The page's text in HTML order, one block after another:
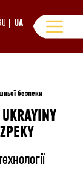
UA
безпеки